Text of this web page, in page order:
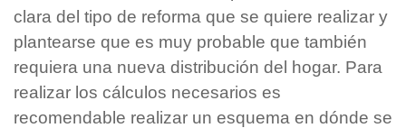
clara del tipo de reforma que se quiere realizar y
plantearse que es muy probable que también
requiera una nueva distribución del hogar. Para
realizar los cálculos necesarios es
recomendable realizar un esquema en dónde se